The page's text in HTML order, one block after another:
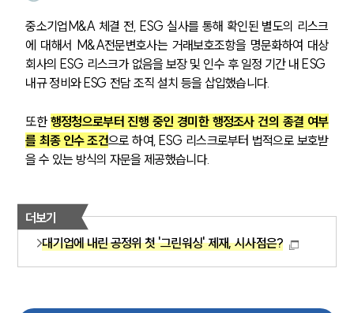
중소기업M&A 체결 전, ESG 실사를 통해 확인된 별도의 리스크
에 대해서 M&A전문변호사는 거래보호조항을 명문화하여 대상
회사의 ESG 리스크가 없음을 보장 및 인수 후 일정 기간 내 ESG
내규 정비와 ESG 전담 조직 설치 등을 삽입했습니다.
또한 행정청으로부터 진행 중인 경미한 행정조사 건의 종결 여부
를 최종 인수 조건으로 하여, ESG 리스크로부터 법적으로 보호받
을 수 있는 방식의 자문을 제공했습니다.
더보기
대기업에 내린 공정위 첫 '그린워싱' 제재, 시사점은?